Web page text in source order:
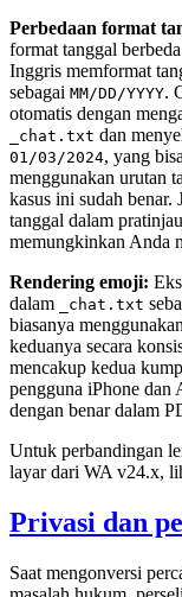
Perbedaan format
format tanggal
Inggris memformat
sebagai MM/DD/YYYY.
otomatis dengan
_chat.txt dan
01/03/2024, yang
menggunakan urutan
kasus ini sudah benar.
tanggal dalam
memungkinkan Anda
Rendering emoji:
dalam
_chat.txt
biasanya
keduanya secara
mencakup kedua
pengguna iPhone dan
dengan benar dalam
Untuk perbandingan
layar dari WA v24.x,
Privasi dan
Saat mengonversi